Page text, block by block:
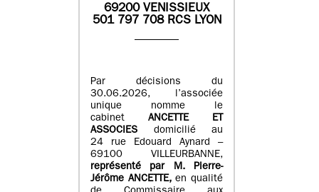
69200 VENISSIEUX
501 797 708 RCS LYON
Par décisions du
30.06.2026, l’associée
unique nomme le
cabinet ANCETTE ET
ASSOCIES
domicilié au
24 rue Edouard Aynard –
69100 VILLEURBANNE,
représenté par M.Pierre-
Jérôme ANCETTE, en qualité